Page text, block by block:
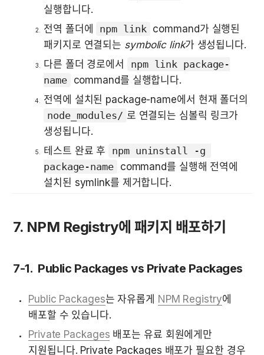
실행합니다.
전역 폴더에
npm link command가 실행된
패키지로 연결되는 symbolic link가 생성됩니다.
다른 폴더 경로에서
npm link package-
name
command를 실행합니다.
node_modules/ 로 연결되는 심볼릭 링크가
생성됩니다.
테스트 완료 후
npm uninstall -g
package-name
command를 실행해 전역에
설치된 symlink를 제거합니다.
7. NPM Registry에 패키지 배포하기
7-1.  Public Packages vs Private Packages
Public Packages는 자유롭게 NPM Registry에
배포할 수 있습니다.
Private Packages 배포는 유료 회원에게만